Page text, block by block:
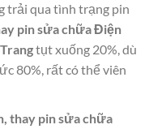
trải qua tình trạng pin
pin sửa chữa Điện
tụt xuống 20%, dù
80%, rất có thể viên
thay pin sửa chữa